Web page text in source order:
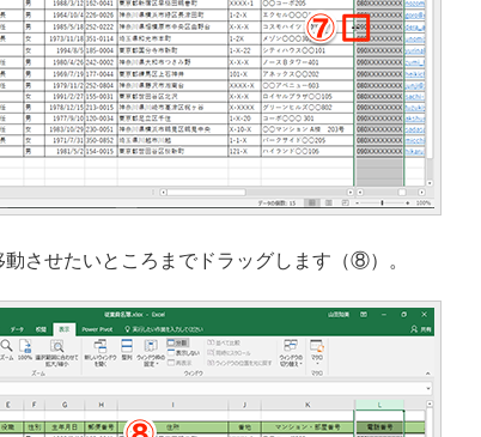
させたいところまでドラッグします（⑧）。